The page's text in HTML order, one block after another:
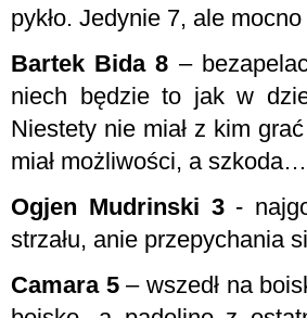
pykło. Jedynie 7, ale
Bartek Bida 8 –
niech będzie to jak w
Niestety nie miał z kim
miał możliwości, a szkoda…
Ogjen Mudrinski 3-
strzału, anie przepychania
Camara 5– wszedł na